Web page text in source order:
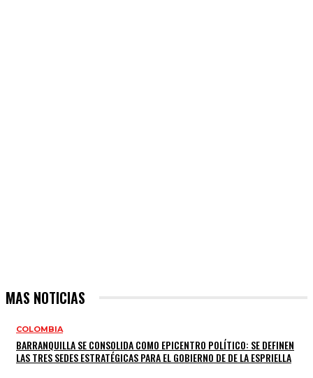
MAS NOTICIAS
COLOMBIA
BARRANQUILLA SE CONSOLIDA COMO EPICENTRO POLÍTICO: SE DEFINEN
LAS TRES SEDES ESTRATÉGICAS PARA EL GOBIERNO DE DE LA ESPRIELLA